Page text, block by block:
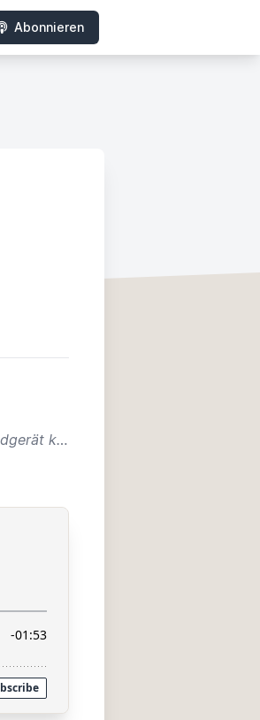
Abonnieren
Vogelreimdingsis ist der gefiederte, gesprochene Adventskalender von Matthias und Kai. Falls dein Podcastendgerät keine Episodenbilder anzeigt, geh einfach auf https://vogelreimdingsis.trivial.studio.